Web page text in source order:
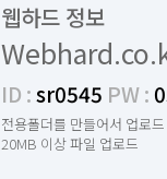
웹하드 정보
ID :sr0545 PW :
전용폴더를 만들어서 업로드
20MB 이상 파일 업로드